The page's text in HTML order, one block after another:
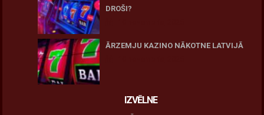
DROŠI?
ĀRZEMJU KAZINO NĀKOTNE LATVIJĀ
IZVĒLNE